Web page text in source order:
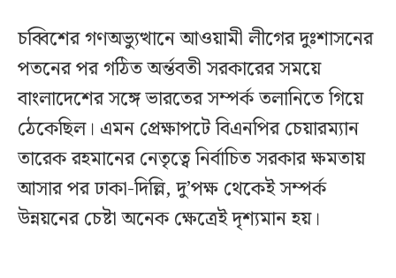
চব্বিশের গণঅভ্যুত্থানে আওয়ামী লীগের দুঃশাসনের
পতনের পর গঠিত অর্ন্তবতী সরকারের সময়ে
বাংলাদেশের সঙ্গে ভারতের সম্পর্ক তলানিতে গিয়ে
ঠেকেছিল। এমন প্রেক্ষাপটে বিএনপির চেয়ারম্যান
তারেক রহমানের নেতৃত্বে নির্বাচিত সরকার ক্ষমতায়
আসার পর ঢাকা-দিল্লি, দু’পক্ষ থেকেই সম্পর্ক
উন্নয়নের চেষ্টা অনেক ক্ষেত্রেই দৃশ্যমান হয়।